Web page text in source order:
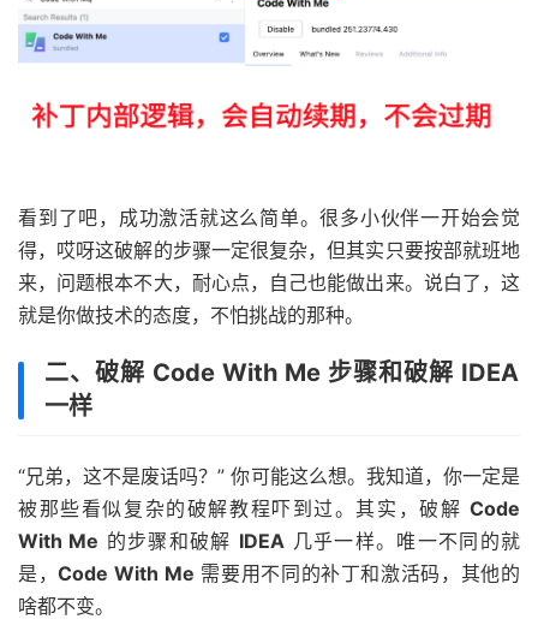
看到了吧，成功激活就这么简单。很多小伙伴一开始会觉
得，哎呀这破解的步骤一定很复杂，但其实只要按部就班地
来，问题根本不大，耐心点，自己也能做出来。说白了，这
就是你做技术的态度，不怕挑战的那种。
二、破解 Code With Me 步骤和破解 IDEA
一样
“兄弟，这不是废话吗？” 你可能这么想。我知道，你一定是
被那些看似复杂的破解教程吓到过。其实，破解 Code
With Me 的步骤和破解 IDEA 几乎一样。唯一不同的就
是，Code With Me 需要用不同的补丁和激活码，其他的
啥都不变。